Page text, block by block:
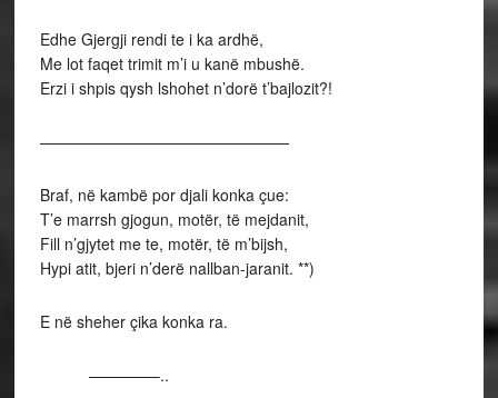
Edhe Gjergji rendi te i ka ardhë,
Me lot faqet trimit m’i u kanë mbushë.
Erzi i shpis qysh lshohet n’dorë t’bajlozit?!
————————————————
Braf, në kambë por djali konka çue:
T’e marrsh gjogun, motër, të mejdanit,
Fill n’gjytet me te, motër, të m’bijsh,
Hypi atit, bjeri n’derë nallban-jaranit. **)
E në sheher çika konka ra.
————–..